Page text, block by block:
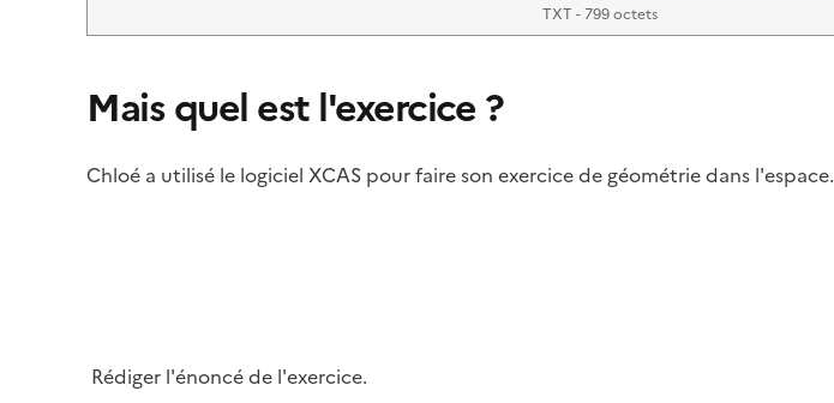
TXT - 799 octets
Mais quel est l'exercice ?
Chloé a utilisé le logiciel XCAS pour faire son exercice de géométrie dans l'espace.
Rédiger l'énoncé de l'exercice.